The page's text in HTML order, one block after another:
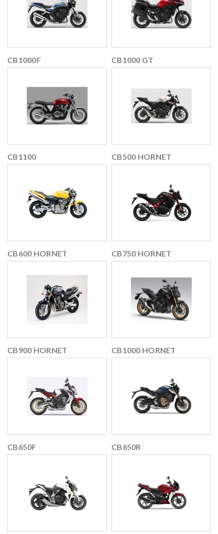
CB1000F CB1000 GT
CB1100 CB500 HORNET
CB600 HORNET CB750 HORNET
CB900 HORNET CB1000 HORNET
CB650F CB650R